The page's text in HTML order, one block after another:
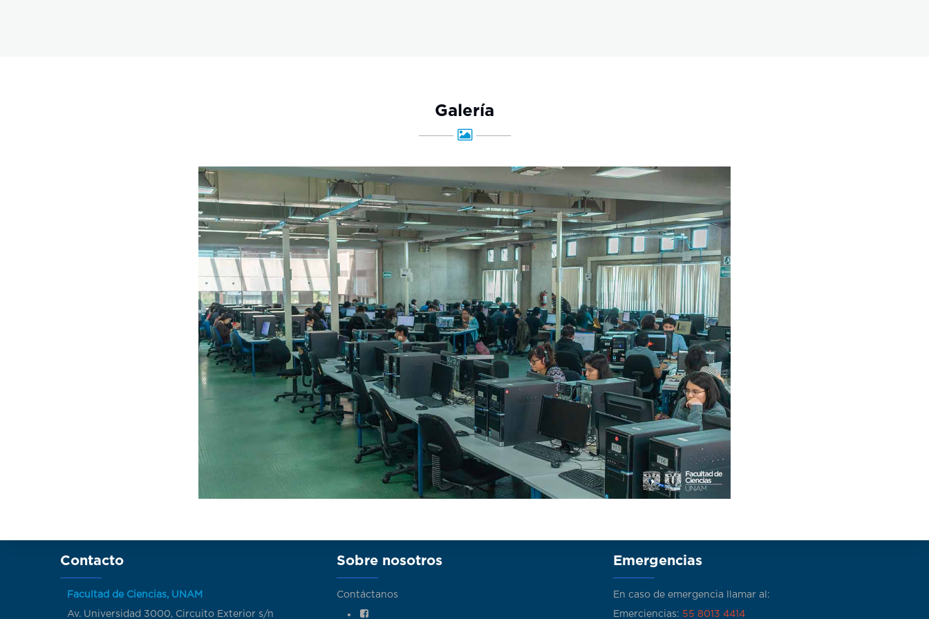
Galería
Contacto
Facultad de Ciencias, UNAM
Av. Universidad 3000, Circuito Exterior s/n
Sobre nosotros
Contáctanos
Emergencias
En caso de emergencia llamar al:
Emerciencias: 55 8013 4414